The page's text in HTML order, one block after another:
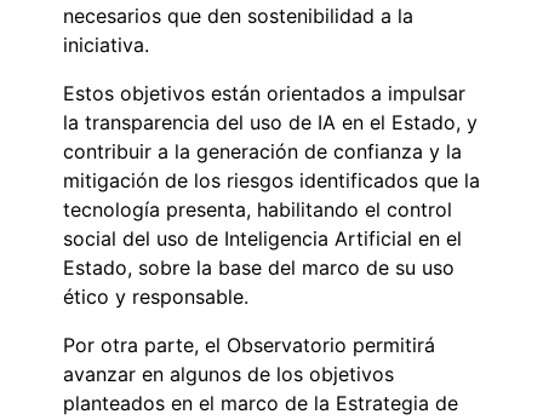
necesarios que den sostenibilidad a la
iniciativa.
Estos objetivos están orientados a impulsar
la transparencia del uso de IA en el Estado, y
contribuir a la generación de confianza y la
mitigación de los riesgos identificados que la
tecnología presenta, habilitando el control
social del uso de Inteligencia Artificial en el
Estado, sobre la base del marco de su uso
ético y responsable.
Por otra parte, el Observatorio permitirá
avanzar en algunos de los objetivos
planteados en el marco de la Estrategia de